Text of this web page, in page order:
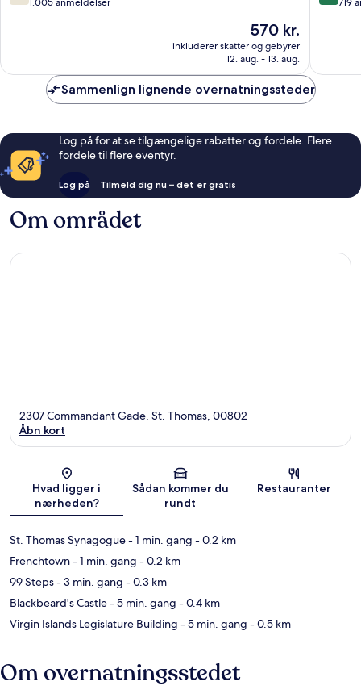
anmeldelser
Prisen
570 kr.
570 kr.
inkluderer skatter og gebyrer
12. aug. - 13. aug.
Sammenlign lignende overnatningssteder
Log på for at se tilgængelige rabatter og fordele. Flere
fordele til flere eventyr.
Log på Tilmeld dig nu – det er gratis
Om området
Kort
2307 Commandant Gade, St. Thomas, 00802
Åbn kort
Hvad ligger i
nærheden?
Sådan kommer du
rundt
Restauranter
St. Thomas Synagogue- 1 min. gang - 0.2 km
Frenchtown- 1 min. gang - 0.2 km
99 Steps- 3 min. gang - 0.3 km
Blackbeard's Castle- 5 min. gang - 0.4 km
Virgin Islands Legislature Building - 5 min. gang - 0.5 km
Om overnatningsstedet